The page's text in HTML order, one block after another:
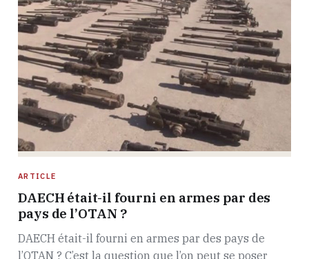
ARTICLE
DAECH était-il fourni en armes par des
pays de l’OTAN ?
DAECH était-il fourni en armes par des pays de
l’OTAN ? C’est la question que l’on peut se poser